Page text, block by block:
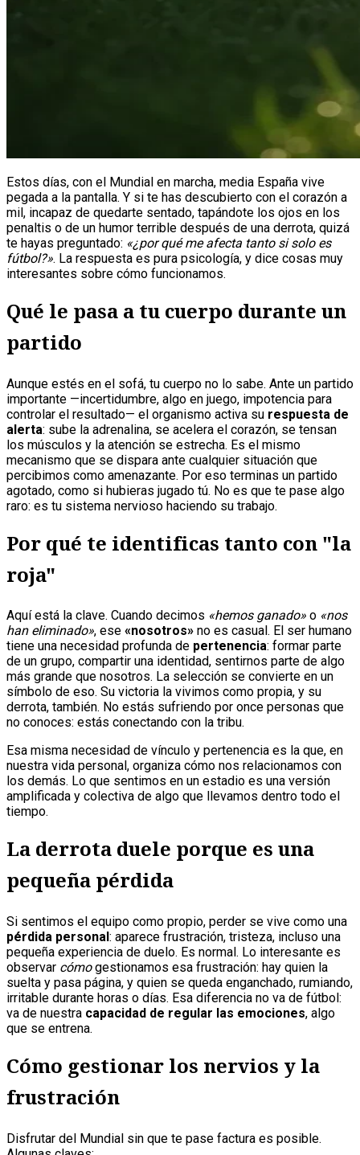
Estos días, con el Mundial en marcha, media España vive
pegada a la pantalla. Y si te has descubierto con el corazón a
mil, incapaz de quedarte sentado, tapándote los ojos en los
penaltis o de un humor terrible después de una derrota, quizá
te hayas preguntado: «¿por qué me afecta tanto si solo es
fútbol?». La respuesta es pura psicología, y dice cosas muy
interesantes sobre cómo funcionamos.
Qué le pasa a tu cuerpo durante un
partido
Aunque estés en el sofá, tu cuerpo no lo sabe. Ante un partido
importante —incertidumbre, algo en juego, impotencia para
controlar el resultado— el organismo activa su respuesta de
alerta: sube la adrenalina, se acelera el corazón, se tensan
los músculos y la atención se estrecha. Es el mismo
mecanismo que se dispara ante cualquier situación que
percibimos como amenazante. Por eso terminas un partido
agotado, como si hubieras jugado tú. No es que te pase algo
raro: es tu sistema nervioso haciendo su trabajo.
Por qué te identificas tanto con "la
roja"
Aquí está la clave. Cuando decimos «hemos ganado» o «nos
han eliminado», ese «nosotros» no es casual. El ser humano
tiene una necesidad profunda de pertenencia: formar parte
de un grupo, compartir una identidad, sentirnos parte de algo
más grande que nosotros. La selección se convierte en un
símbolo de eso. Su victoria la vivimos como propia, y su
derrota, también. No estás sufriendo por once personas que
no conoces: estás conectando con la tribu.
Esa misma necesidad de vínculo y pertenencia es la que, en
nuestra vida personal, organiza cómo nos relacionamos con
los demás. Lo que sentimos en un estadio es una versión
amplificada y colectiva de algo que llevamos dentro todo el
tiempo.
La derrota duele porque es una
pequeña pérdida
Si sentimos el equipo como propio, perder se vive como una
pérdida personal : aparece frustración, tristeza, incluso una
pequeña experiencia de duelo. Es normal. Lo interesante es
observar cómogestionamos esa frustración: hay quien la
suelta y pasa página, y quien se queda enganchado, rumiando,
irritable durante horas o días. Esa diferencia no va de fútbol:
va de nuestra capacidad de regular las emociones, algo
que se entrena.
Cómo gestionar los nervios y la
frustración
Disfrutar del Mundial sin que te pase factura es posible.